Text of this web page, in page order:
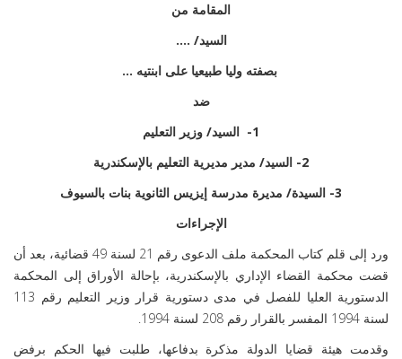
المقامة من
السيد/ ….
بصفته وليا طبيعيا على ابنتيه …
ضد
1- السيد/ وزير التعليم
2- السيد/ مدير مديرية التعليم بالإسكندرية
3- السيدة/ مديرة مدرسة إيزيس الثانوية بنات بالسيوف
الإجراءات
ورد إلى قلم كتاب المحكمة ملف الدعوى رقم 21 لسنة 49 قضائية، بعد أن
قضت محكمة القضاء الإداري بالإسكندرية، بإحالة الأوراق إلى المحكمة
الدستورية العليا للفصل في مدى دستورية قرار وزير التعليم رقم 113
لسنة 1994 المفسر بالقرار رقم 208 لسنة 1994.
وقدمت هيئة قضايا الدولة مذكرة بدفاعها، طلبت فيها الحكم برفض